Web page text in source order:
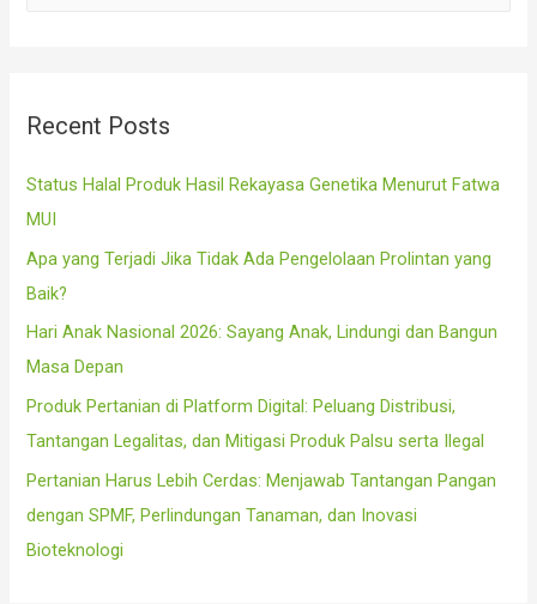
h
Recent Posts
Status Halal Produk Hasil Rekayasa Genetika Menurut Fatwa
MUI
Apa yang Terjadi Jika Tidak Ada Pengelolaan Prolintan yang
Baik?
Hari Anak Nasional 2026: Sayang Anak, Lindungi dan Bangun
Masa Depan
Produk Pertanian di Platform Digital: Peluang Distribusi,
Tantangan Legalitas, dan Mitigasi Produk Palsu serta Ilegal
Pertanian Harus Lebih Cerdas: Menjawab Tantangan Pangan
dengan SPMF, Perlindungan Tanaman, dan Inovasi
Bioteknologi